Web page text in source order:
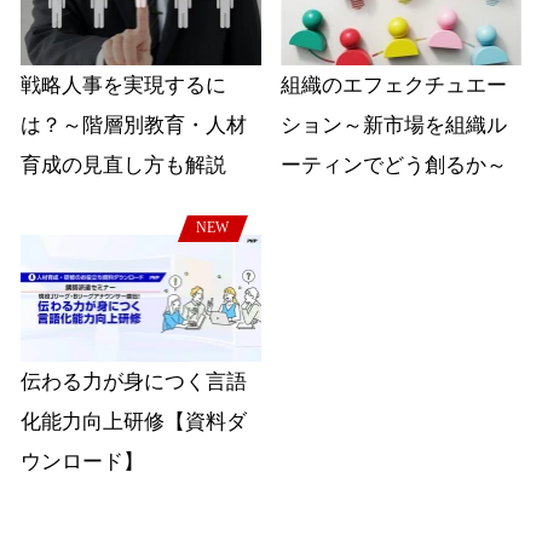
戦略人事を実現するに
は？～階層別教育・人材
育成の見直し方も解説
組織のエフェクチュエー
ション～新市場を組織ル
ーティンでどう創るか～
NEW
伝わる力が身につく言語
化能力向上研修【資料ダ
ウンロード】